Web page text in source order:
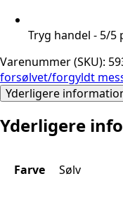
Tryg handel - 5/5
Varenummer (SKU):
forsølvet/forgyldt
Yderligere
Yderligere
Farve Sølv